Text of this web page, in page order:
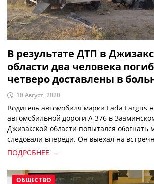
В результате ДТП в
области два человека
четверо доставлены в
10 Август, 2020
Водитель автомобиля марки Lada-Largus
автомобильной дороги А-376 в
Джизакской области попытался
следовали впереди. Он выехал на
столкнулся с грузовым Isuzu.
ПОДРОБНЕЕ →
ОБЩЕСТВО